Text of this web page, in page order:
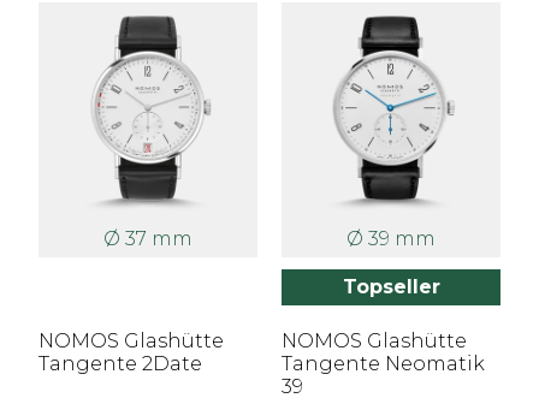
Ø 37 mm
NOMOS Glashütte
Tangente 2Date
Ø 39 mm
Topseller
NOMOS Glashütte
Tangente Neomatik
39